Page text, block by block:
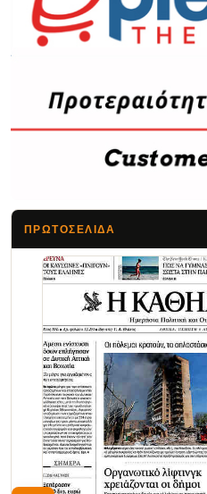
ΠΡΩΤΟΣΈΛΙΔΑ